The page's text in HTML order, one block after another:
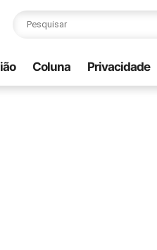
Coluna Privacidade